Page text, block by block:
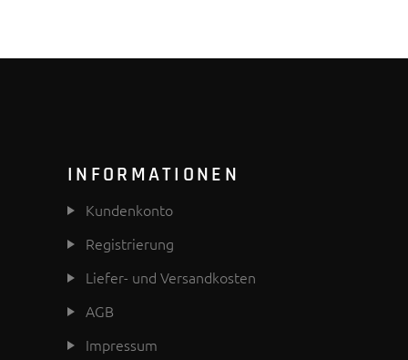
INFORMATIONEN
Kundenkonto
Registrierung
Liefer- und Versandkosten
AGB
Impressum